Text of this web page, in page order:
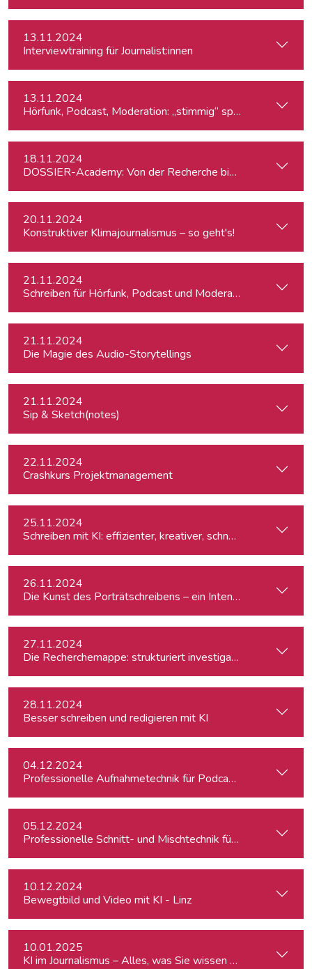
13.11.2024
Interviewtraining für Journalist:innen
13.11.2024
Hörfunk, Podcast, Moderation: „stimmig“ sprechen
18.11.2024
DOSSIER-Academy: Von der Recherche bis zur
20.11.2024
Konstruktiver Klimajournalismus – so geht's!
21.11.2024
Schreiben für Hörfunk, Podcast und Moderation
21.11.2024
Die Magie des Audio-Storytellings
21.11.2024
Sip & Sketch(notes)
22.11.2024
Crashkurs Projektmanagement
25.11.2024
Schreiben mit KI: effizienter, kreativer, schneller
26.11.2024
Die Kunst des Porträtschreibens – ein Intensiv-Workshop
27.11.2024
Die Recherchemappe: strukturiert investigativ arbeiten,
28.11.2024
Besser schreiben und redigieren mit KI
04.12.2024
Professionelle Aufnahmetechnik für Podcasts
05.12.2024
Professionelle Schnitt- und Mischtechnik für Podcasts
10.12.2024
Bewegtbild und Video mit KI - Linz
10.01.2025
KI im Journalismus – Alles, was Sie wissen müssen